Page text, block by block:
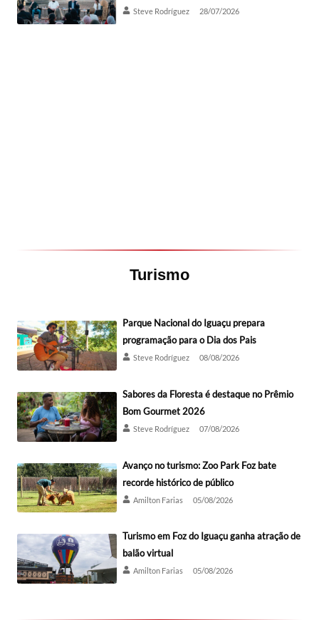
Steve Rodríguez 28/07/2026
Turismo
Parque Nacional do Iguaçu prepara
programação para o Dia dos Pais
Steve Rodríguez 08/08/2026
Sabores da Floresta é destaque no Prêmio
Bom Gourmet 2026
Steve Rodríguez 07/08/2026
Avanço no turismo: Zoo Park Foz bate
recorde histórico de público
Amilton Farias 05/08/2026
Turismo em Foz do Iguaçu ganha atração de
balão virtual
Amilton Farias 05/08/2026